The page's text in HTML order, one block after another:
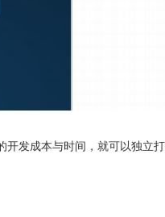
发成本与时间，就可以独立打